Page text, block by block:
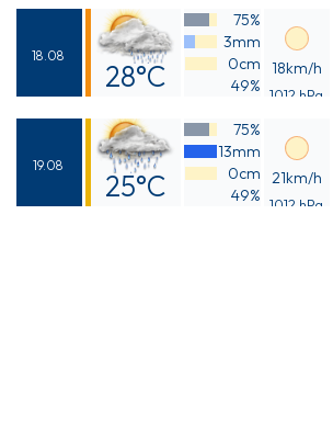
29°C
18.08
28°C
28°C
75%
3mm
0cm
49%
18km/h
1012 hPa
19.08
25°C
75%
13mm
0cm
49%
21km/h
1012 hPa